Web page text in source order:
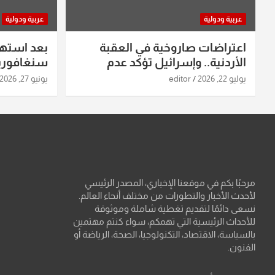
عربية ودولية
اعتراضات صاروخية في العقبة
الأردنية.. وإسرائيل تؤكد عدم
استهدافها
يوليو 22, 2026 editor
عربية ودولية
بعد
ومواقع
يونيو 27, 2026
مرحبًا بكم في موقعنا الإخباري، المصدر الرئيسي
لأحدث الأخبار والتطورات من مختلف أنحاء العالم.
نسعى دائمًا لتقديم تغطية شاملة وموثوقة
للأحداث الرئيسية التي تهمكم، سواء كنتم مهتمين
بالسياسة، الاقتصاد، التكنولوجيا، الصحة، الرياضة أو
الفنون.